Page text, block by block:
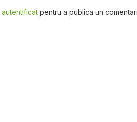
autentificat pentru a publica un